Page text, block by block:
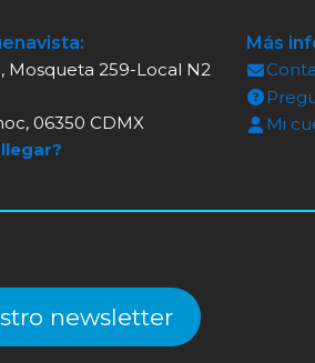
Mosqueta 259-Local N2
06350 CDMX
Más
Mi
newsletter